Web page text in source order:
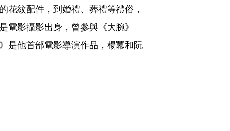
花紋配件，到婚禮、葬禮等禮俗，
電影攝影出身，曾參與《大腕》
是他首部電影導演作品，楊冪和阮